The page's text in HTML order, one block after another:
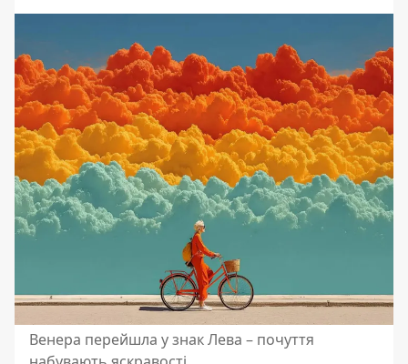
Венера перейшла у знак Лева – почуття